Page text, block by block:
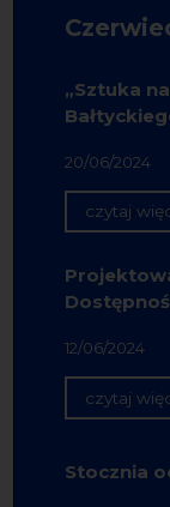
„Sztuka
20/06/2024
czytaj
12/06/2024
czytaj
Stocznia